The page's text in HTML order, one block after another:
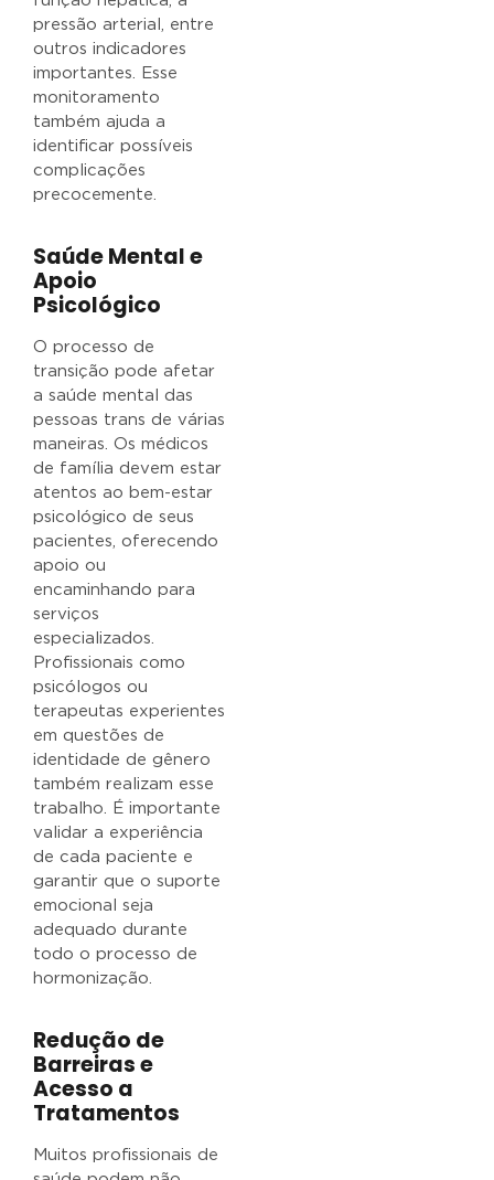
pressão arterial, entre
outros indicadores
importantes. Esse
monitoramento
também ajuda a
identificar possíveis
complicações
precocemente.
Saúde Mental e
Apoio
Psicológico
O processo de
transição pode afetar
a saúde mental das
pessoas trans de várias
maneiras. Os médicos
de família devem estar
atentos ao bem-estar
psicológico de seus
pacientes, oferecendo
apoio ou
encaminhando para
serviços
especializados.
Profissionais como
psicólogos ou
terapeutas experientes
em questões de
identidade de gênero
também realizam esse
trabalho. É importante
validar a experiência
de cada paciente e
garantir que o suporte
emocional seja
adequado durante
todo o processo de
hormonização.
Redução de
Barreiras e
Acesso a
Tratamentos
Muitos profissionais de